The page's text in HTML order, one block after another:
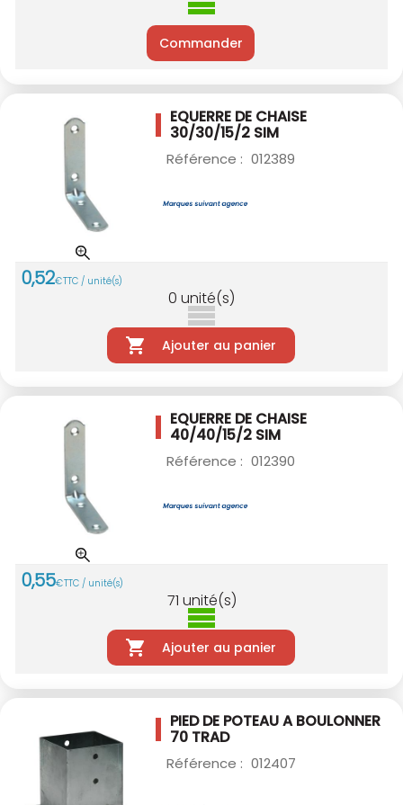
Commander
EQUERRE DE CHAISE
30/30/15/2 SIM
Référence : 012389
0,52€TTC / unité(s)
0 unité(s)
Ajouter au panier
EQUERRE DE CHAISE
40/40/15/2 SIM
Référence : 012390
0,55€TTC / unité(s)
71 unité(s)
Ajouter au panier
PIED DE POTEAU A BOULONNER
70 TRAD
Référence : 012407